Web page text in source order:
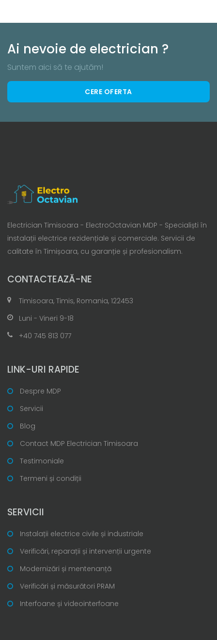
Ai nevoie de electrician ?
Suntem aici să te ajutăm!
CERE OFERTA
Electrician Timisoara - ElectroOctavian MDP - Specialiști în
instalații electrice rezidențiale și comerciale. Servicii de
calitate în Timișoara, cu garanție și profesionalism.
CONTACTEAZĂ-NE
Timisoara, Timis, Romania, 122453
Luni - Vineri 9-18
+40 745 813 077
LINK-URI RAPIDE
Despre MDP
Servicii
Blog
Contact MDP Electrician Timisoara
Testimoniale
Termeni și condiții
SERVICII
Instalații electrice civile și industriale
Verificări, reparații și intervenții urgente
Modernizări și mentenanță
Verificări și măsurători PRAM
Interfoane și videointerfoane